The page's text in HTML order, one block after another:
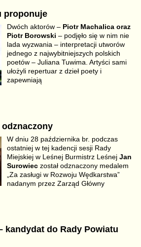
proponuje
Dwóch aktorów – Piotr Machalica oraz
Piotr Borowski – podjęło się w nim nie
lada wyzwania – interpretacji utworów
jednego z najwybitniejszych polskich
poetów – Juliana Tuwima. Artyści sami
ułożyli repertuar z dzieł poety i
zapewniają
W dniu 28 października br. podczas
ostatniej w tej kadencji sesji Rady
Miejskiej w Leśnej Burmistrz Leśnej Jan
Surowieczostał odznaczony medalem
„Za zasługi w Rozwoju Wędkarstwa”
nadanym przez Zarząd Główny
kandydat do Rady Powiatu